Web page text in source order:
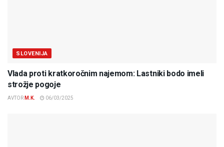
SLOVENIJA
Vlada proti kratkoročnim najemom: Lastniki bodo imeli
strožje pogoje
AVTOR M.K. 06/03/2025